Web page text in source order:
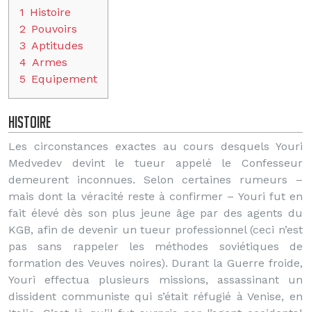
1 Histoire
2 Pouvoirs
3 Aptitudes
4 Armes
5 Equipement
Histoire
Les circonstances exactes au cours desquels Youri
Medvedev devint le tueur appelé le Confesseur
demeurent inconnues. Selon certaines rumeurs –
mais dont la véracité reste à confirmer – Youri fut en
fait élevé dès son plus jeune âge par des agents du
KGB, afin de devenir un tueur professionnel (ceci n’est
pas sans rappeler les méthodes soviétiques de
formation des Veuves noires). Durant la Guerre froide,
Youri effectua plusieurs missions, assassinant un
dissident communiste qui s’était réfugié à Venise, en